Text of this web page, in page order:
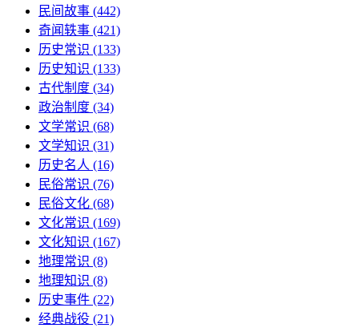
民间故事 (442)
奇闻轶事 (421)
历史常识 (133)
历史知识 (133)
古代制度 (34)
政治制度 (34)
文学常识 (68)
文学知识 (31)
历史名人 (16)
民俗常识 (76)
民俗文化 (68)
文化常识 (169)
文化知识 (167)
地理常识 (8)
地理知识 (8)
历史事件 (22)
经典战役 (21)